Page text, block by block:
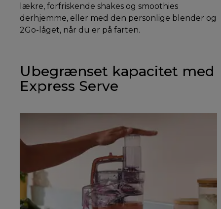
lækre, forfriskende shakes og smoothies
derhjemme, eller med den personlige blender og
2Go-låget, når du er på farten.
Ubegrænset kapacitet med
Express Serve